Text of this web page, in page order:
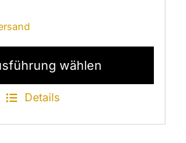
wählen
Details